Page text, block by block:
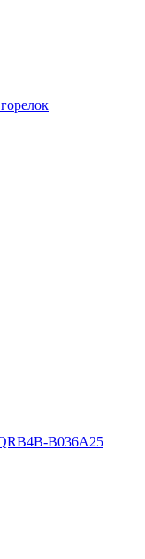
B036A25